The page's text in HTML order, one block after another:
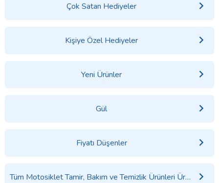
Çok Satan Hediyeler
Kişiye Özel Hediyeler
Yeni Ürünler
Gül
Fiyatı Düşenler
Tüm Motosiklet Tamir, Bakım ve Temizlik Ürünleri Ürünleri